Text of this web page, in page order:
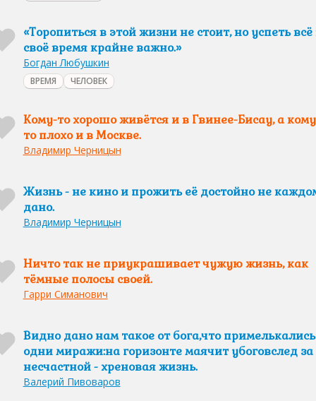
«Торопиться в этой жизни не стоит, но успеть всё
своё время крайне важно.»
Богдан Любушкин
ВРЕМЯ ЧЕЛОВЕК
Кому-то хорошо живётся и в Гвинее-Бисау, а
то плохо и в Москве.
Владимир Черницын
Жизнь - не кино и прожить её достойно не
дано.
Владимир Черницын
Ничто так не приукрашивает чужую жизнь, как
тёмные полосы своей.
Гарри Симанович
Видно дано нам такое от бога,что примелькались
одни миражи:на горизонте маячит убоговслед за
несчастной - хреновая жизнь.
Валерий Пивоваров